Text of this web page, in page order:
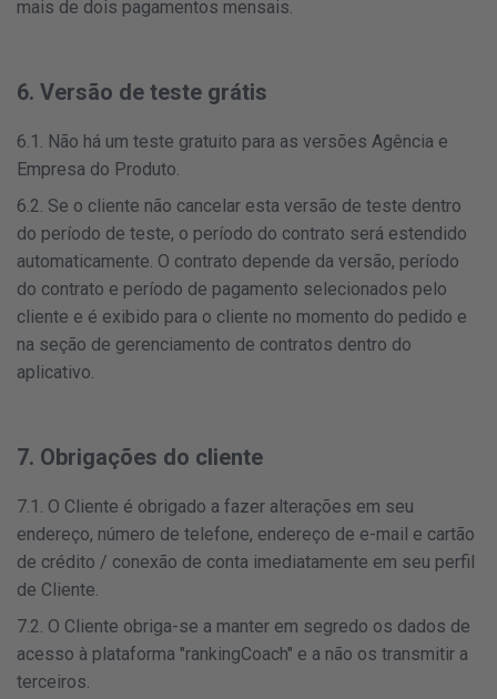
mais de dois pagamentos mensais.
6. Versão de teste grátis
6.1. Não há um teste gratuito para as versões Agência e
Empresa do Produto.
6.2. Se o cliente não cancelar esta versão de teste dentro
do período de teste, o período do contrato será estendido
automaticamente. O contrato depende da versão, período
do contrato e período de pagamento selecionados pelo
cliente e é exibido para o cliente no momento do pedido e
na seção de gerenciamento de contratos dentro do
aplicativo.
7. Obrigações do cliente
7.1. O Cliente é obrigado a fazer alterações em seu
endereço, número de telefone, endereço de e-mail e cartão
de crédito / conexão de conta imediatamente em seu perfil
de Cliente.
7.2. O Cliente obriga-se a manter em segredo os dados de
acesso à plataforma "rankingCoach" e a não os transmitir a
terceiros.